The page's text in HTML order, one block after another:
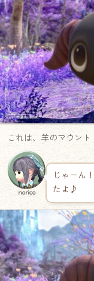
これは、羊のマウント
norico
じゃーん
たよ♪